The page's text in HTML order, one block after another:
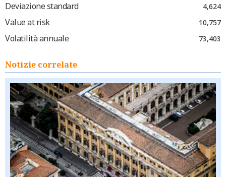
Deviazione standard 4,624
Value at risk 10,757
Volatilità annuale 73,403
Notizie correlate